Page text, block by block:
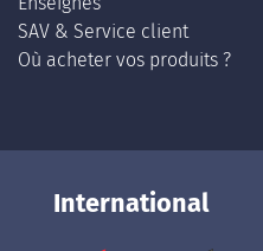
SAV & Service client
Où acheter vos produits ?
International